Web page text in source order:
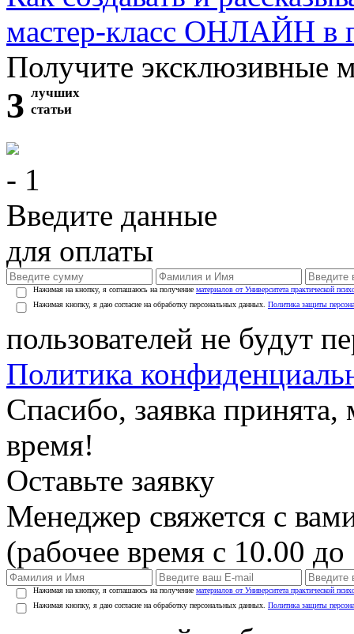
мастер-класс ОНЛАЙН в
Получите эксклюзивные
3 лучших
статьи
- 1
Введите данные
для оплаты
Нажимая на кнопку, я соглашаюсь на получение материалов от Университета практической
Нажимая кнопку, я даю согласие на обработку персональных данных. Политика защиты
пользователей не будут
Политика
Спасибо, заявка
время!
Оставьте заявку
Менеджер свяжется с
(рабочее время с 10.00
Нажимая на кнопку, я соглашаюсь на получение материалов от Университета практической
Нажимая кнопку, я даю согласие на обработку персональных данных. Политика защиты